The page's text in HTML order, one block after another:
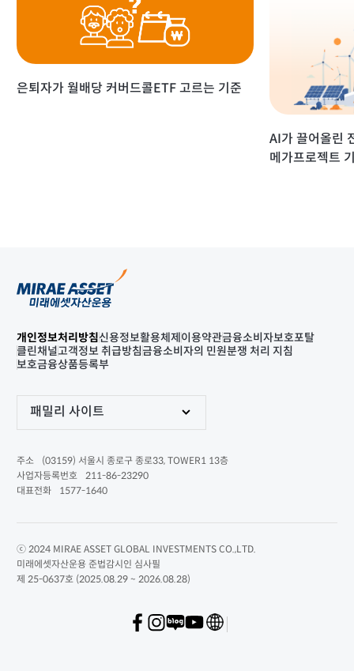
은퇴자가 월배당 커버드콜ETF 고르는 기준
AI가 끌어올린
메가프로젝트
개인정보처리방침신용정보활용체제 이용약관금융소비자보호포탈
클린채널고객정보 취급방침금융소비자의 민원분쟁 처리 지침
보호금융상품등록부
패밀리 사이트
주소
(03159) 서울시 종로구 종로33, TOWER1 13층
사업자등록번호
211-86-23290
대표전화
1577-1640
ⓒ 2024 MIRAE ASSET GLOBAL INVESTMENTS CO.,LTD.
미래에셋자산운용 준법감시인 심사필
제 25-0637호 (2025.08.29 ~ 2026.08.28)